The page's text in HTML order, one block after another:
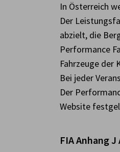
In Österreich
Der
abzielt, die
Performance
Fahrzeuge der
Bei jeder
Der
Website
FIA Anhang